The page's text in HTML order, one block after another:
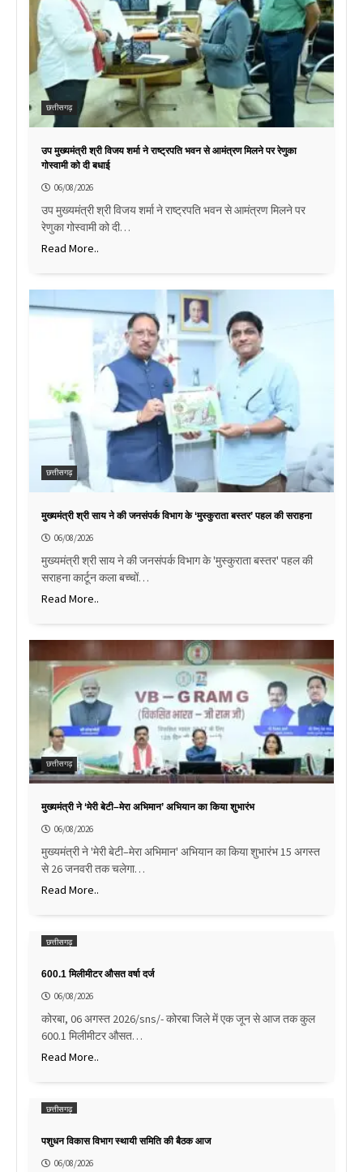
छत्तीसगढ़
उप मुख्यमंत्री श्री विजय शर्मा ने राष्ट्रपति भवन से आमंत्रण मिलने पर रेणुका
गोस्वामी को दी बधाई
06/08/2026
उप मुख्यमंत्री श्री विजय शर्मा ने राष्ट्रपति भवन से आमंत्रण मिलने पर
रेणुका गोस्वामी को दी…
Read More..
छत्तीसगढ़
मुख्यमंत्री श्री साय ने की जनसंपर्क विभाग के ‘मुस्कुराता बस्तर’ पहल की सराहना
06/08/2026
मुख्यमंत्री श्री साय ने की जनसंपर्क विभाग के 'मुस्कुराता बस्तर' पहल की
सराहना कार्टून कला बच्चों…
Read More..
छत्तीसगढ़
मुख्यमंत्री ने ‘मेरी बेटी–मेरा अभिमान’ अभियान का किया शुभारंभ
06/08/2026
मुख्यमंत्री ने 'मेरी बेटी–मेरा अभिमान' अभियान का किया शुभारंभ 15 अगस्त
से 26 जनवरी तक चलेगा…
Read More..
छत्तीसगढ़
600.1 मिलीमीटर औसत वर्षा दर्ज
06/08/2026
कोरबा, 06 अगस्त 2026/sns/- कोरबा जिले में एक जून से आज तक कुल
600.1 मिलीमीटर औसत…
Read More..
छत्तीसगढ़
पशुधन विकास विभाग स्थायी समिति की बैठक आज
06/08/2026